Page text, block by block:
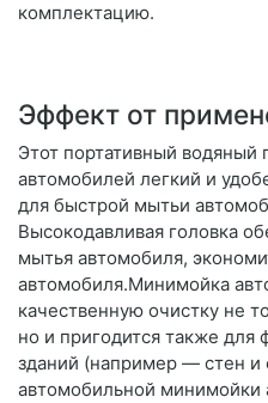
комплектацию.
Эффект от
Этот портативный водяный
автомобилей легкий и
для быстрой мытьи
Высокодавливая головка
мытья автомобиля,
автомобиля.Минимойка
качественную очистку не
но и пригодится также для
зданий (например — стен
автомобильной минимойки